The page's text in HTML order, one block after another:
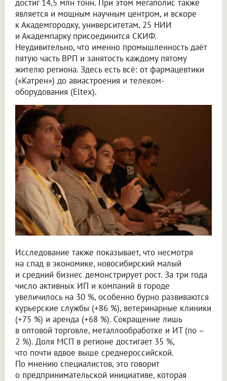
достиг 14,5 млн тонн. При этом мегаполис также
является и мощным научным центром, и вскоре
к Академгородку, университетам, 25 НИИ
и Академпарку присоединится СКИФ.
Неудивительно, что именно промышленность даёт
пятую часть ВРП и занятость каждому пятому
жителю региона. Здесь есть всё: от фармацевтики
(«Катрен») до авиастроения и телеком-
оборудования (Eltex).
Исследование также показывает, что несмотря
на спад в экономике, новосибирский малый
и средний бизнес демонстрирует рост. За три года
число активных ИП и компаний в городе
увеличилось на 30 %, особенно бурно развиваются
курьерские службы (+86 %), ветеринарные клиники
(+75 %) и аренда (+68 %). Сокращение лишь
в оптовой торговле, металлообработке и ИТ (по –
2 %). Доля МСП в регионе достигает 35 %,
что почти вдвое выше среднероссийской.
По мнению специалистов, это говорит
о предпринимательской инициативе, которая